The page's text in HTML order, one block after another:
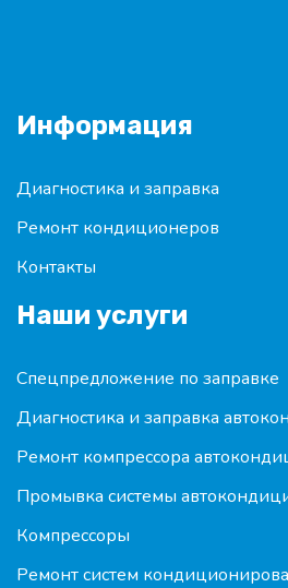
Информация
Диагностика и заправка
Ремонт кондиционеров
Контакты
Наши услуги
Спецпредложение по заправке
Диагностика и заправка
Ремонт компрессора
Промывка системы
Компрессоры
Ремонт систем